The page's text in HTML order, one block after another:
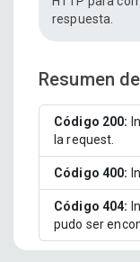
respuesta.
Resumen
Código 200:
la request.
Código 400:
Código 404:
pudo ser